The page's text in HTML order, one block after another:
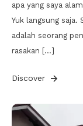
apa yang saya
Yuk langsung saja.
adalah seorang
rasakan […]
Discover